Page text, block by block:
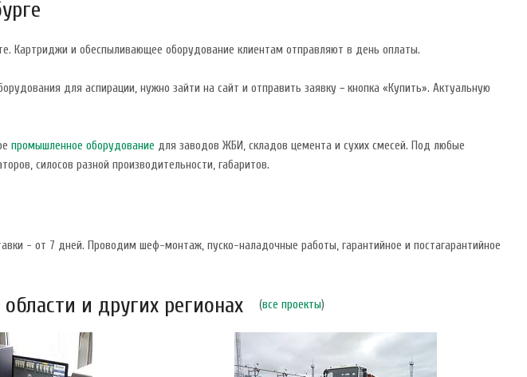
Картриджи и обеспыливающее оборудование клиентам отправляют в день оплаты.
для аспирации, нужно зайти на сайт и отправить заявку − кнопка «Купить». Актуальную
промышленное оборудование для заводов ЖБИ, складов цемента и сухих смесей. Под любые
силосов разной производительности, габаритов.
- от 7 дней. Проводим шеф-монтаж, пуско-наладочные работы, гарантийное и постагарантийное
и других регионах (все проекты)